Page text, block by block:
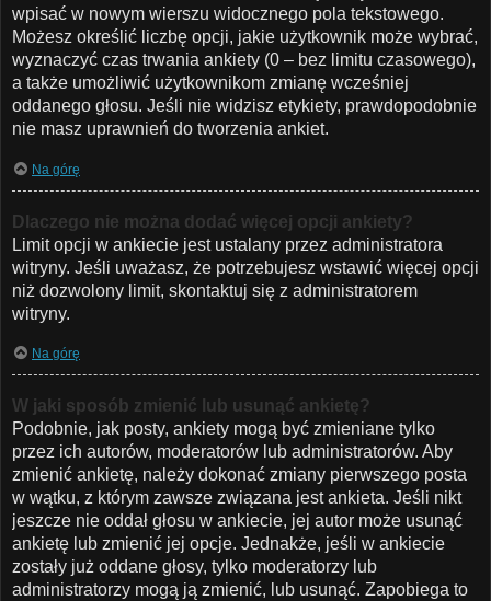
wpisać w nowym wierszu widocznego pola tekstowego.
Możesz określić liczbę opcji, jakie użytkownik może wybrać,
wyznaczyć czas trwania ankiety (0 – bez limitu czasowego),
a także umożliwić użytkownikom zmianę wcześniej
oddanego głosu. Jeśli nie widzisz etykiety, prawdopodobnie
nie masz uprawnień do tworzenia ankiet.
Na górę
Dlaczego nie można dodać więcej opcji ankiety?
Limit opcji w ankiecie jest ustalany przez administratora
witryny. Jeśli uważasz, że potrzebujesz wstawić więcej opcji
niż dozwolony limit, skontaktuj się z administratorem
witryny.
Na górę
W jaki sposób zmienić lub usunąć ankietę?
Podobnie, jak posty, ankiety mogą być zmieniane tylko
przez ich autorów, moderatorów lub administratorów. Aby
zmienić ankietę, należy dokonać zmiany pierwszego posta
w wątku, z którym zawsze związana jest ankieta. Jeśli nikt
jeszcze nie oddał głosu w ankiecie, jej autor może usunąć
ankietę lub zmienić jej opcje. Jednakże, jeśli w ankiecie
zostały już oddane głosy, tylko moderatorzy lub
administratorzy mogą ją zmienić, lub usunąć. Zapobiega to